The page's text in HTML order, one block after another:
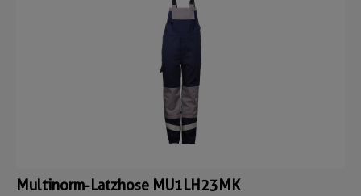
Multinorm-Latzhose MU1LH23MK